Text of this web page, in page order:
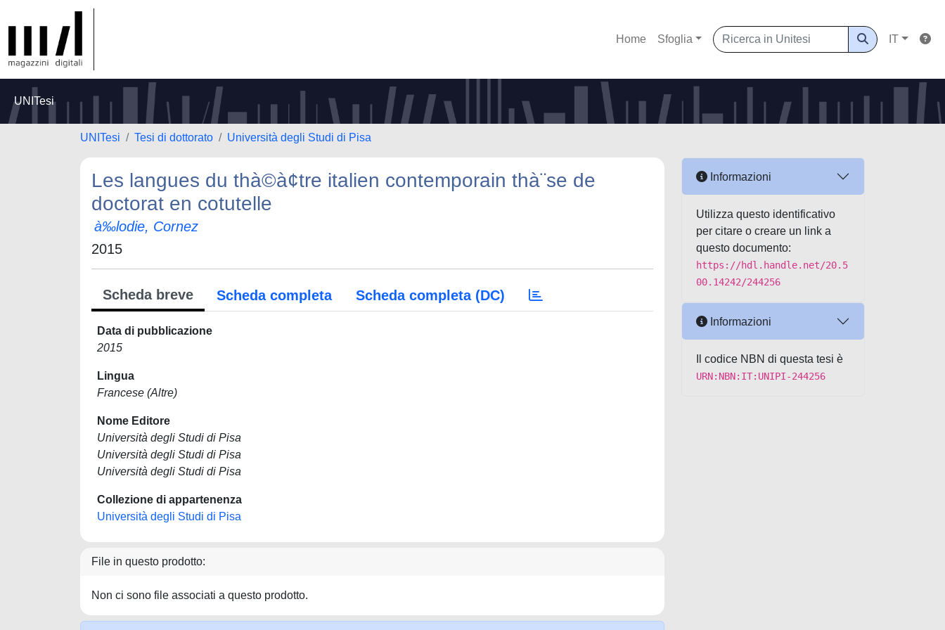
Home Sfoglia IT
UNITesi
UNITesi Tesi di dottorato Università degli Studi di Pisa
Les langues du thà©à¢tre italien contemporain thà¨se de
doctorat en cotutelle
à‰lodie, Cornez
2015
Scheda breve Scheda completa Scheda completa (DC)
Data di pubblicazione
2015
Lingua
Francese (Altre)
Nome Editore
Università degli Studi di Pisa
Università degli Studi di Pisa
Università degli Studi di Pisa
Collezione di appartenenza
Università degli Studi di Pisa
File in questo prodotto:
Non ci sono file associati a questo prodotto.
Informazioni
Utilizza questo identificativo
per citare o creare un link a
questo documento:
https://hdl.handle.net/20.5
00.14242/244256
Informazioni
Il codice NBN di questa tesi è
URN:NBN:IT:UNIPI-244256